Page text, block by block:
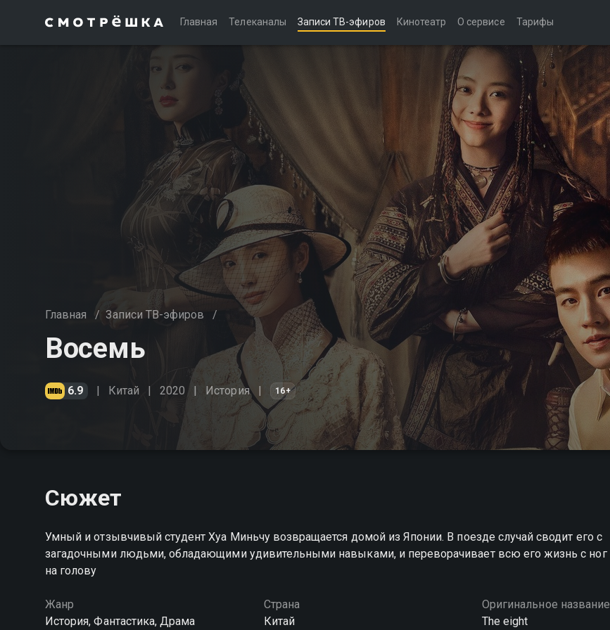
Главная Телеканалы Записи ТВ-эфиров Кинотеатр О сервисе Тарифы
Главная / Записи ТВ-эфиров /
Восемь
6.9 Китай 2020 История 16+
Сюжет
Умный и отзывчивый студент Хуа Миньчу возвращается домой из Японии. В поезде случай сводит его с
загадочными людьми, обладающими удивительными навыками, и переворачивает всю его жизнь с ног
на голову
Жанр
История, Фантастика, Драма
Страна
Китай
Оригинальное название
The eight